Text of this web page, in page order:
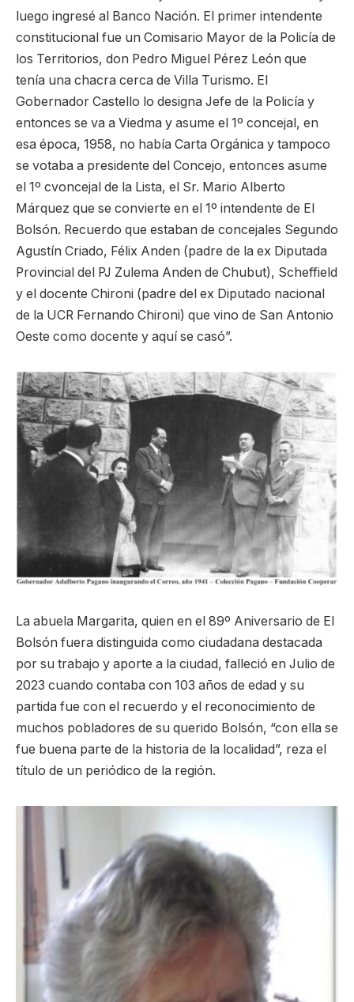
luego ingresé al Banco Nación. El primer intendente
constitucional fue un Comisario Mayor de la Policía de
los Territorios, don Pedro Miguel Pérez León que
tenía una chacra cerca de Villa Turismo. El
Gobernador Castello lo designa Jefe de la Policía y
entonces se va a Viedma y asume el 1º concejal, en
esa época, 1958, no había Carta Orgánica y tampoco
se votaba a presidente del Concejo, entonces asume
el 1º cvoncejal de la Lista, el Sr. Mario Alberto
Márquez que se convierte en el 1º intendente de El
Bolsón. Recuerdo que estaban de concejales Segundo
Agustín Criado, Félix Anden (padre de la ex Diputada
Provincial del PJ Zulema Anden de Chubut), Scheffield
y el docente Chironi (padre del ex Diputado nacional
de la UCR Fernando Chironi) que vino de San Antonio
Oeste como docente y aquí se casó”.
La abuela Margarita, quien en el 89º Aniversario de El
Bolsón fuera distinguida como ciudadana destacada
por su trabajo y aporte a la ciudad, falleció en Julio de
2023 cuando contaba con 103 años de edad y su
partida fue con el recuerdo y el reconocimiento de
muchos pobladores de su querido Bolsón, “con ella se
fue buena parte de la historia de la localidad”, reza el
título de un periódico de la región.